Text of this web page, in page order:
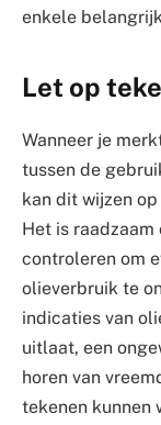
enkele
Let op
Wanneer je
tussen de
kan dit wijzen
Het is
controleren om
olieverbruik te
indicaties van
uitlaat, een
horen van
tekenen kunnen